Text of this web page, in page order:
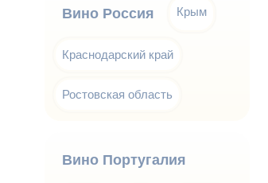
Вино Россия Крым
Краснодарский край
Ростовская область
Вино Португалия